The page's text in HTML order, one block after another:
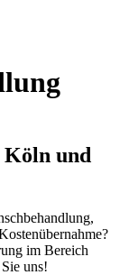
Köln und
im Bereich
uns!